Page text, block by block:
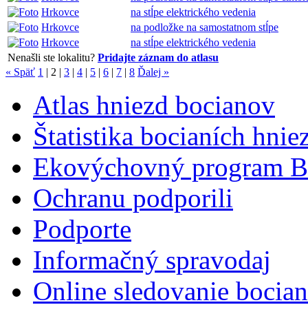
Hrkovce
na stĺpe elektrického vedenia
Hrkovce
na podložke na samostatnom stĺpe
Hrkovce
na stĺpe elektrického vedenia
Nenašli ste lokalitu? Pridajte záznam do atlasu
« Späť 1 | 2 | 3 | 4 | 5 | 6 | 7 | 8 Ďalej »
Atlas hniezd bocianov
Štatistika bocianích
Ekovýchovný program
Ochranu podporili
Podporte
Informačný spravodaj
Online sledovanie